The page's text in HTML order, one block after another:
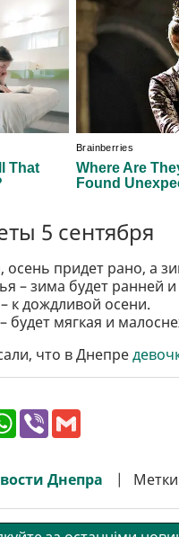
5 сентября
придет рано, а
– зима будет ранней
к дождливой осени.
будет мягкая и
что в Днепре
W
h
s
A
V
r l
Днепра